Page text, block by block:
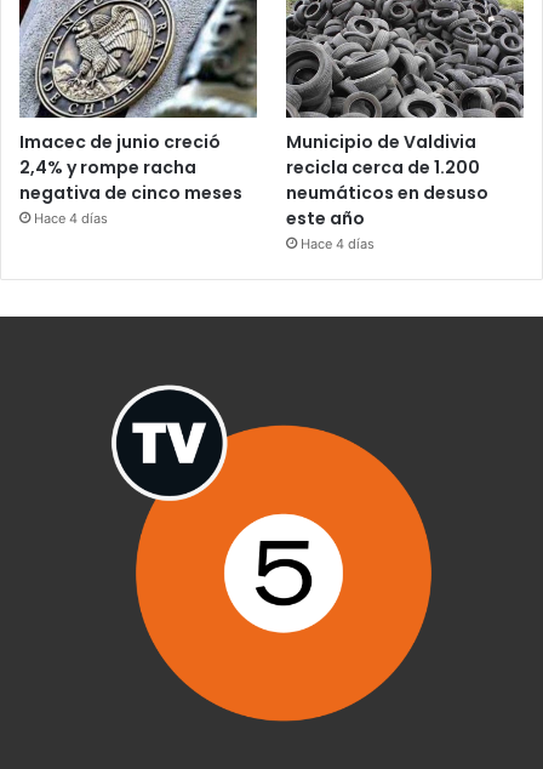
Imacec de junio creció
2,4% y rompe racha
negativa de cinco meses
Hace 4 días
Municipio de Valdivia
recicla cerca de 1.200
neumáticos en desuso
este año
Hace 4 días